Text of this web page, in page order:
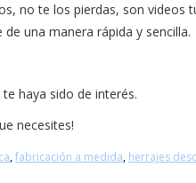
no te los pierdas, son
una manera rápida y sencilla.
haya sido de interés.
necesites!
,fabricación a medida, herrajes